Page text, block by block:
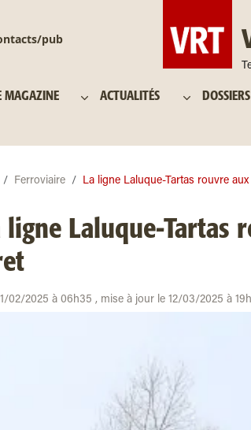
pub
MAGAZINE ACTUALITÉS DOSSIERS
Ferroviaire La ligne Laluque-Tartas rouvre aux
ligne Laluque-Tartas
02/2025 à 06h35 , mise à jour le 12/03/2025 à